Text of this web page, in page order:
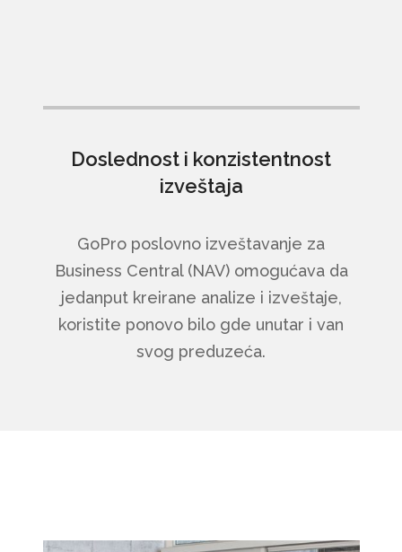
Doslednost i konzistentnost
izveštaja
GoPro poslovno izveštavanje za
Business Central (NAV) omogućava da
jedanput kreirane analize i izveštaje,
koristite ponovo bilo gde unutar i van
svog preduzeća.